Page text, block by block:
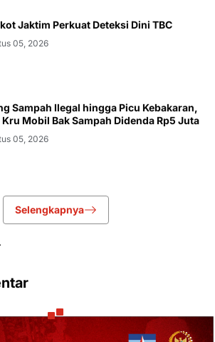
Jaktim Perkuat Deteksi Dini TBC
05, 2026
Sampah Ilegal hingga Picu Kebakaran,
Kru Mobil Bak Sampah Didenda Rp5 Juta
05, 2026
Selengkapnya